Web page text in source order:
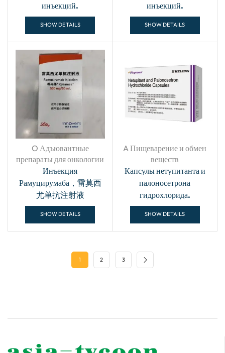
инъекций.
SHOW DETAILS
инъекций.
SHOW DETAILS
O Адъювантные
препараты для онкологии
Инъекция
Рамуцирумаба，雷莫西
尤单抗注射液
SHOW DETAILS
A Пищеварение и обмен
веществ
Капсулы нетупитанта и
палоносетрона
гидрохлорида.
SHOW DETAILS
1 2 3